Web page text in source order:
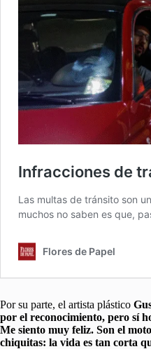
Por su parte, el artista plástico
por el reconocimiento, pero sí
Me siento muy feliz. Son el
chiquitas: la vida es tan corta